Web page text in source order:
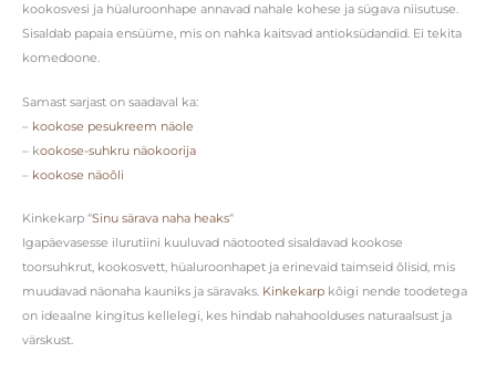
kookosvesi ja hüaluroonhape annavad nahale kohese ja sügava niisutuse.
Sisaldab papaia ensüüme, mis on nahka kaitsvad antioksüdandid. Ei tekita
komedoone.
Samast sarjast on saadaval ka:
– kookose pesukreem näole
– kookose-suhkru näokoorija
– kookose näoõli
Kinkekarp “Sinu särava naha heaks“
Igapäevasesse ilurutiini kuuluvad näotooted sisaldavad kookose
toorsuhkrut, kookosvett, hüaluroonhapet ja erinevaid taimseid õlisid, mis
muudavad näonaha kauniks ja säravaks. Kinkekarp kõigi nende toodetega
on ideaalne kingitus kellelegi, kes hindab nahahoolduses naturaalsust ja
värskust.